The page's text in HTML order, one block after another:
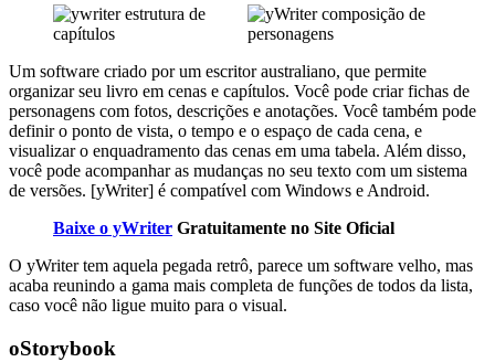
Um software criado por um escritor australiano, que permite
organizar seu livro em cenas e capítulos. Você pode criar fichas de
personagens com fotos, descrições e anotações. Você também pode
definir o ponto de vista, o tempo e o espaço de cada cena, e
visualizar o enquadramento das cenas em uma tabela. Além disso,
você pode acompanhar as mudanças no seu texto com um sistema
de versões. [yWriter] é compatível com Windows e Android.
Baixe o yWriter Gratuitamente no Site Oficial
O yWriter tem aquela pegada retrô, parece um software velho, mas
acaba reunindo a gama mais completa de funções de todos da lista,
caso você não ligue muito para o visual.
oStorybook